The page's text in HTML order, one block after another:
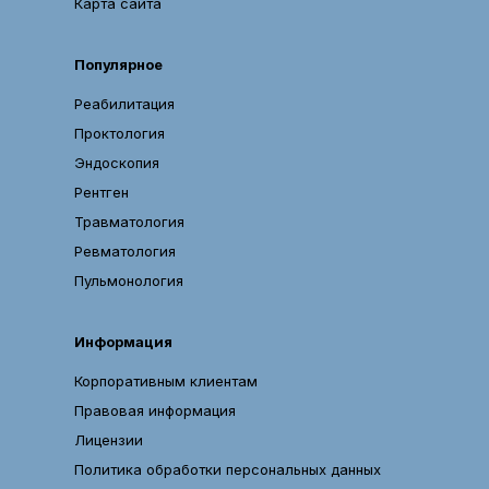
здравоохранения
—
Присвоена
квалификационная
категория
по
специальности
«сестринское
Удостоверение
о
квалификации
—
Государственное
Популярное
Реабилитация
Проктология
Эндоскопия
Рентген
Травматология
Ревматология
Пульмонология
Информация
Корпоративным клиентам
Правовая информация
Лицензии
Политика обработки персональных данных